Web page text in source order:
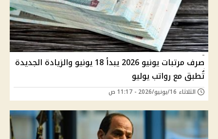
صرف مرتبات يونيو 2026 يبدأ 18 يونيو والزيادة الجديدة
تُطبق مع رواتب يوليو
الثلاثاء 16/يونيو/2026 - 11:17 ص